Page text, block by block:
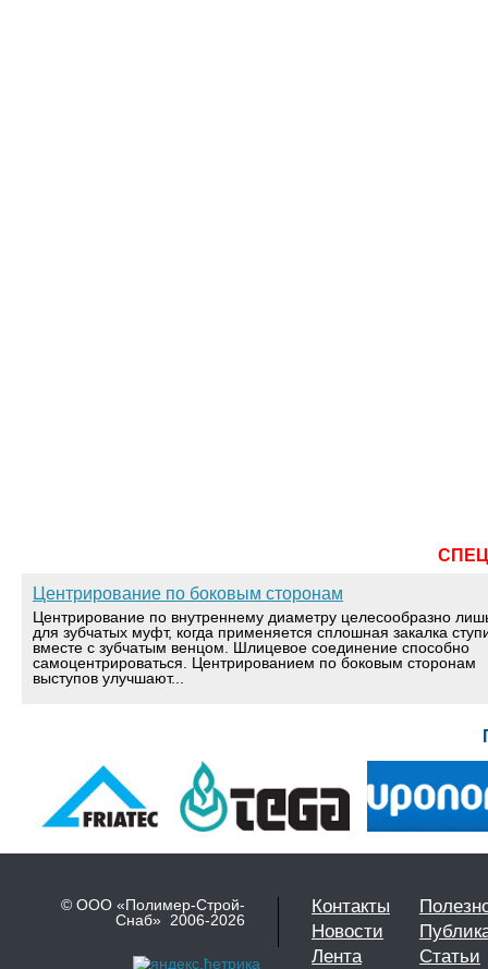
Центрирование по боковым сторонам
Центрирование по внутреннему диаметру целесообразно
для зубчатых муфт, когда применяется сплошная закалка
вместе с зубчатым венцом. Шлицевое соединение способно
самоцентрироваться. Центрированием по боковым сторонам
выступов улучшают...
© ООО «Полимер-Строй-
Снаб» 2006-2026
Контакты
Новости
Лента
Статьи